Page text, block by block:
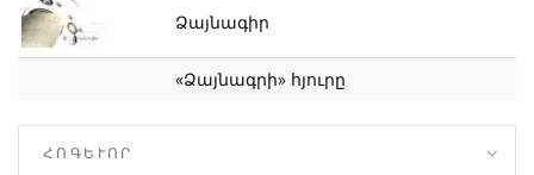
Ձայնագիր
«Ձայնագրի» հյուրը
ՀՈԳԵՒՈՐ